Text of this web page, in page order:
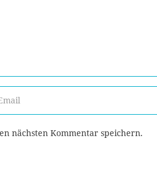
nächsten Kommentar speichern.